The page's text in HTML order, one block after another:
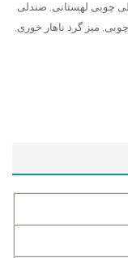
چوبی لهستانی, صندلی
, میز گرد ناهار خوری,